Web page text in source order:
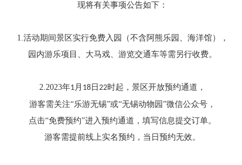
现将有关事项公告如下：
1.活动期间景区实行免费入园（不含阿熊乐园、海洋馆），
园内游乐项目、大马戏、游览交通车等需另行收费。
2.2023年1月 18 日 22时起，景区开放预约通道，
游客需关注“乐游无锡”或“无锡动物园”微信公众号，
点击“免费预约”进入预约通道，填写信息提交订单。
游客需提前线上实名预约，当日预约无效。